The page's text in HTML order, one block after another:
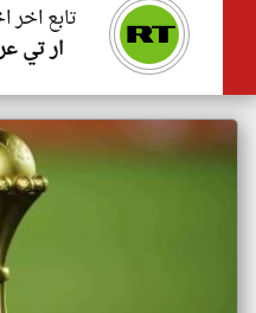
تابع اخر
ار تي